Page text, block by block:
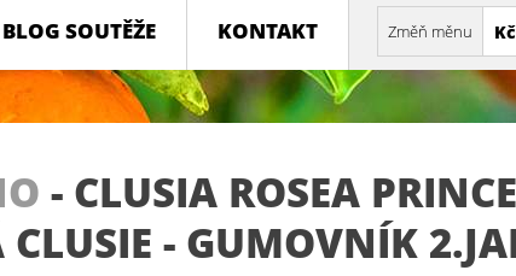
BLOG SOUTĚŽE KONTAKT
- CLUSIA ROSEA
- GUMOVNÍK